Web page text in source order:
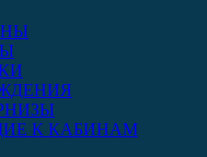
К КАБИНАМ